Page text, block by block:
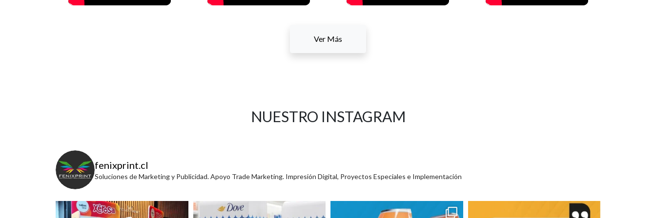
Ver Más
NUESTRO INSTAGRAM
fenixprint.cl
Soluciones de Marketing y Publicidad. Apoyo Trade Marketing. Impresión Digital, Proyectos Especiales e Implementación